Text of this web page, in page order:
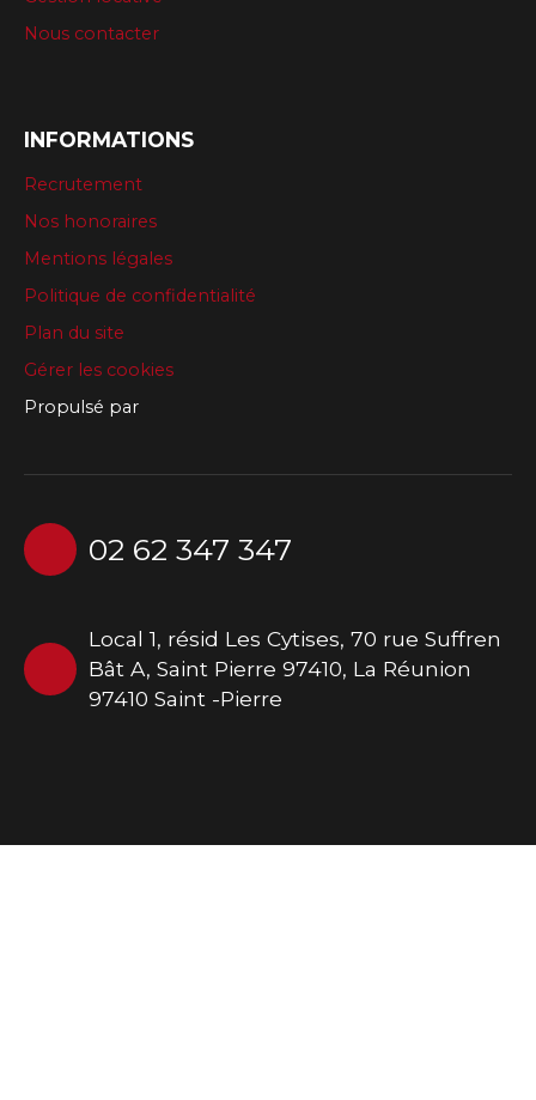
Nous contacter
INFORMATIONS
Recrutement
Nos honoraires
Mentions légales
Politique de confidentialité
Plan du site
Gérer les cookies
Propulsé par
02 62 347 347
Local 1, résid Les Cytises, 70 rue Suffren
Bât A, Saint Pierre 97410, La Réunion
97410 Saint -Pierre